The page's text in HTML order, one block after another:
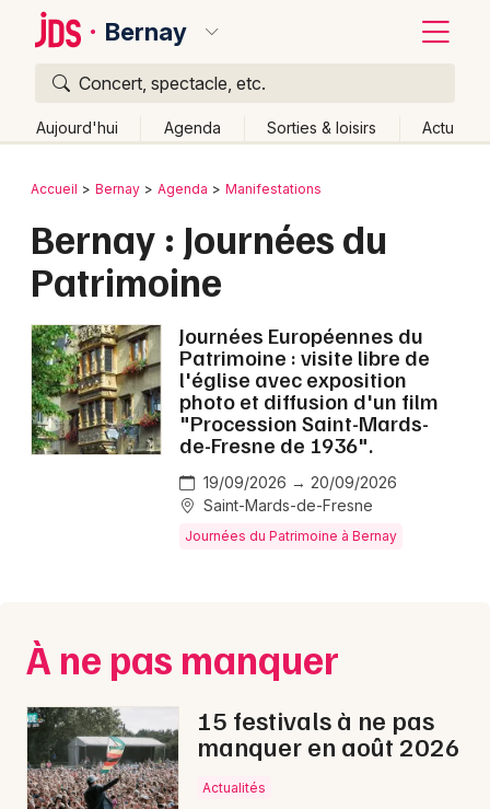
Bernay
Concert, spectacle, etc.
Aujourd'hui Agenda Sorties & loisirs Actu
Publier un événement
Grands événements
Activité & Expérience
Manifestations
Sorties famille
Expos
Bordeaux
Colmar
Lille
Lyon
Marseille
Mulhouse
Strasbourg
Toulouse
Toutes les villes
Retour
Accueil Bernay Agenda Manifestations
Bernay : Journées du
Patrimoine
Journées Européennes du
Patrimoine : visite libre de
l'église avec exposition
photo et diffusion d'un film
"Procession Saint-Mards-
de-Fresne de 1936".
19/09/2026 → 20/09/2026
Saint-Mards-de-Fresne
Journées du Patrimoine à Bernay
À ne pas manquer
15 festivals à ne pas
manquer en août 2026
Actualités
Quoi ?
Où ?
Partout
Près de moi Changer de lieu
Quand ?
Aujourd'hui
Demain Ce week-end Autre